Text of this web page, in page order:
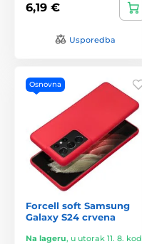
6,19 €
Usporedba
Osnovna
Forcell soft Samsung
Galaxy S24 crvena
Na lageru, u utorak 11. 8. kod